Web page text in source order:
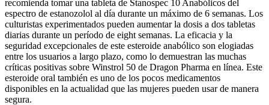
recomienda tomar una tableta de Stanospec 10 Anabólicos del
espectro de estanozolol al día durante un máximo de 6 semanas. Los
culturistas experimentados pueden aumentar la dosis a dos tabletas
diarias durante un período de eight semanas. La eficacia y la
seguridad excepcionales de este esteroide anabólico son elogiadas
entre los usuarios a largo plazo, como lo demuestran las muchas
críticas positivas sobre Winstrol 50 de Dragon Pharma en línea. Este
esteroide oral también es uno de los pocos medicamentos
disponibles en la actualidad que las mujeres pueden usar de manera
segura.